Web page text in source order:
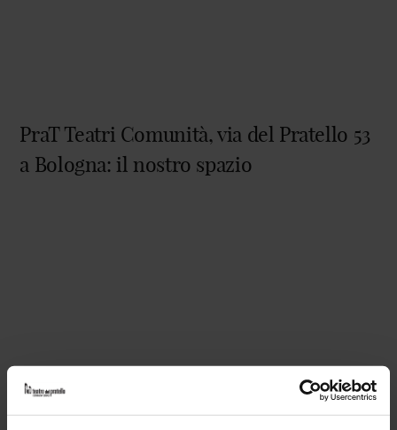
PraT Teatri Comunità, via del Pratello 53
a Bologna: il nostro spazio